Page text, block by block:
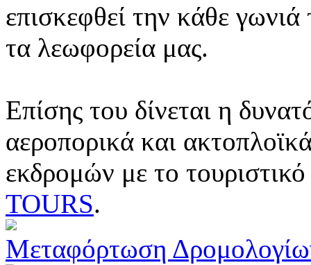
επισκεφθεί την κάθε
τα λεωφορεία μας.
Επίσης του δίνεται η
αεροπορικά και
εκδρομών με το
TOURS.
Μεταφόρτωση